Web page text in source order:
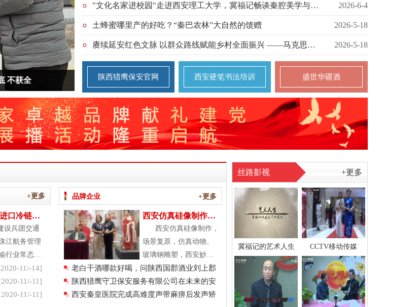
获全
"文化名家进校园"走进西安理工大学，冀福记畅谈秦腔美学与时代创新 2026-6-4
土蜂蜜哪里产的好吃？“秦巴农林”大自然的馈赠 2026-5-18
赓续延安红色文脉 以群众路线赋能乡村全面振兴 ——马克思主义视角 2026-5-18
陕西猎鹰保安官网 西安硬笔书法培训 盛世华疆酒
+更多
口冷链食
设兵团交通
江航务管理
行业常态化
11/-14]
11/-11]
11/-11]
品牌企业 +更多
西安仿真硅像制作，
西安妙吉祥雕塑艺术
有限公司
西安仿真硅像制作，
场景复原，仿真动物、
玻璃钢雕塑，西安妙吉
祥雕塑艺术有限公司主
要从事博物馆、纪念
馆、展览馆等场所的辅
老白干酒哪款好喝，问陕西国郡酒业刘上郡
先生
陕西猎鹰守卫保安服务有限公司在未来的安
保道路上书写更加辉
西安秦皇医院完成高难度声带麻痹后发声矫
丝路影视 +更多
冀福记的艺术人生 CCTV移动传媒